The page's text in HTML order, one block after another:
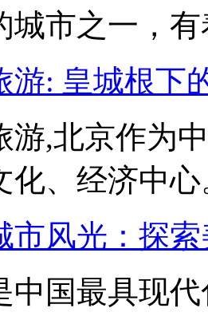
城市之一，
游: 皇城根下
游,北京作为
化、经济中
市风光：探
中国最具现